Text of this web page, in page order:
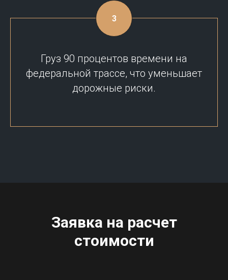
Груз 90 процентов времени на
федеральной трассе, что уменьшает
дорожные риски.
Заявка на расчет
стоимости